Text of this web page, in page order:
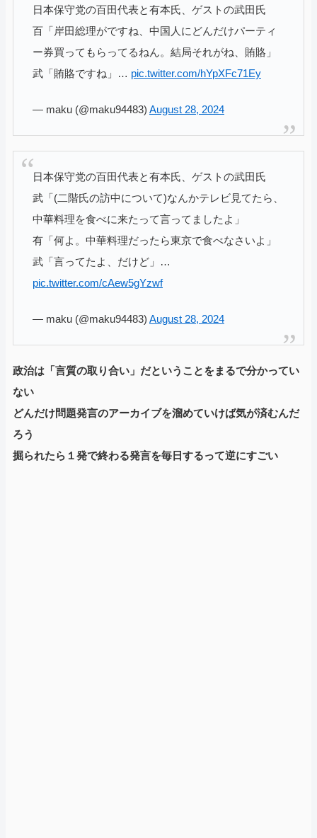
日本保守党の百田代表と有本氏、ゲストの武田氏
百「岸田総理がですね、中国人にどんだけパーティ
ー券買ってもらってるねん。結局それがね、賄賂」
武「賄賂ですね」… pic.twitter.com/hYpXFc71Ey
— maku (@maku94483) August 28, 2024
日本保守党の百田代表と有本氏、ゲストの武田氏
武「(二階氏の訪中について)なんかテレビ見てたら、
中華料理を食べに来たって言ってましたよ」
有「何よ。中華料理だったら東京で食べなさいよ」
武「言ってたよ、だけど」…
pic.twitter.com/cAew5gYzwf
— maku (@maku94483) August 28, 2024
政治は「言質の取り合い」だということをまるで分かってい
ない
どんだけ問題発言のアーカイブを溜めていけば気が済むんだ
ろう
掘られたら１発で終わる発言を毎日するって逆にすごい